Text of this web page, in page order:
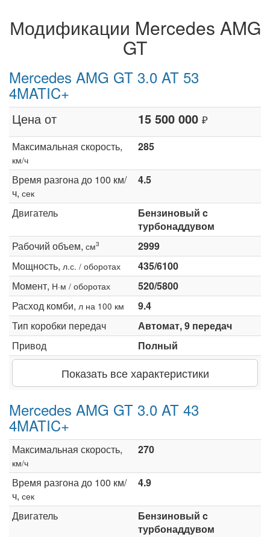
Модификации Mercedes AMG
GT
Mercedes AMG GT 3.0 AT 53
4MATIC+
Цена от 15 500 000 ₽
Максимальная скорость,
км/ч
285
Время разгона до 100 км/
ч, сек
4.5
Двигатель
Бензиновый c
турбонаддувом
Рабочий объем, см3
2999
Мощность, л.с. / оборотах
435/6100
Момент, Н·м / оборотах
520/5800
Расход комби, л на 100 км
9.4
Тип коробки передач
Автомат, 9 передач
Привод
Полный
Показать все характеристики
Mercedes AMG GT 3.0 AT 43
4MATIC+
Максимальная скорость,
км/ч
270
Время разгона до 100 км/
ч, сек
4.9
Двигатель
Бензиновый c
турбонаддувом